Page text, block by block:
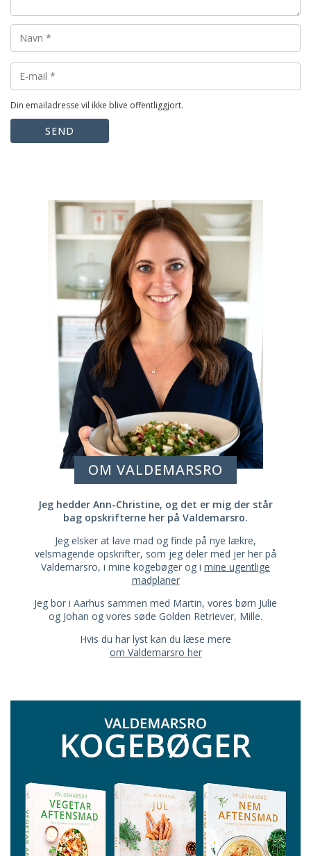
Din emailadresse vil ikke blive offentliggjort.
SEND
OM VALDEMARSRO
Jeg hedder Ann-Christine, og det er mig der står
bag opskrifterne her på Valdemarsro.
Jeg elsker at lave mad og finde på nye lækre,
velsmagende opskrifter, som jeg deler med jer her på
Valdemarsro, i mine kogebøger og i mine ugentlige
madplaner
Jeg bor i Aarhus sammen med Martin, vores børn Julie
og Johan og vores søde Golden Retriever, Mille.
Hvis du har lyst kan du læse mere
om Valdemarsro her